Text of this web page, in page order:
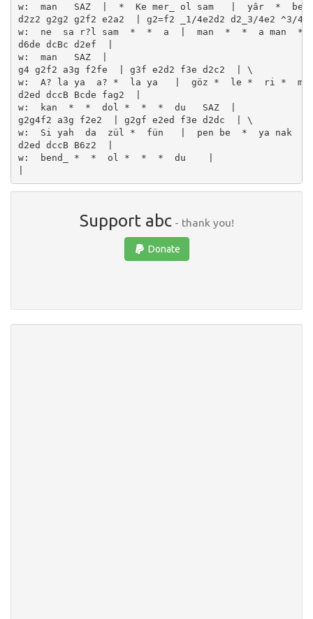
w:  man   SAZ  |  *  Ke mer_ ol sam   |  yâr  *
d2z2 g2g2 g2f2 e2a2  | g2=f2 _1/4e2d2 d2_3/4e2 ^3/
w:  ne  sa r?l sam  *  *  a  |  man  *  *  a man
d6de dcBc d2ef  |
w:  man   SAZ  |
g4 g2f2 a3g f2fe  | g3f e2d2 f3e d2c2  | \
w:  A? la ya  a? *  la ya   |  göz *  le *  ri *
d2ed dccB Bcde fag2  |
w:  kan  *  *  dol *  *  *  du   SAZ  |
g2g4f2 a3g f2e2  | g2gf e2ed f3e d2dc  | \
w:  Si yah  da  zül *  fün   |  pen be  *  ya nak
d2ed dccB B6z2  |
w:  bend_ *  *  ol *  *  *  du    |
Support abc- thank you!
Donate